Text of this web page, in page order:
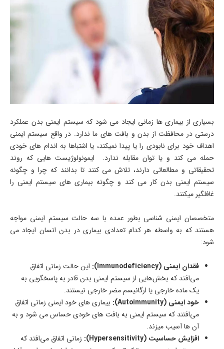
بسیاری از بیماری ها زمانی ایجاد می شود که سیستم ایمنی بدن عملکرد
درستی در محافظت از بدن و بافت های ما ندارد. در واقع سیستم ایمنی
اهداف خود برای نابودی را یا پیدا نمیکند، یا اشتباها به اندام های خودی
حمله می کند و یا توان مقابله ندارد. ایمونولوژیست هایی که روند
تحقیقاتی و مطالعاتی دارند، تلاش می کنند تا بدانند که چرا و چگونه
سیستم ایمنی بدن کار می کند و چگونه بیماری های سیستم ایمنی را
غافلگیر میکنند.
متخصصان ایمنی شناسی بطور عمده با سه حالت سیستم ایمنی مواجه
هستند که به واسطه هر کدام تعدادی بیماری در بدن انسان ایجاد می
شود:
فقدان ایمنی (Immunodeficiency
): این حالت زمانی اتفاق
می‌افتد که بخش‌هایی از سیستم ایمنی بدن قادر به پاسخگویی به
یک ماده خارجی یا ارگانیسم مضر خارجی نیستند.
خود ایمنی (Autoimmunity
): بیماری های خود ایمنی زمانی اتفاق
می‌افتند که سیستم ایمنی به بافت های خودی حساس می شود و به
آن ها آسیب میزند.
افزایش حساسیت (Hypersensitivity
): زمانی اتفاق می‌افتد که